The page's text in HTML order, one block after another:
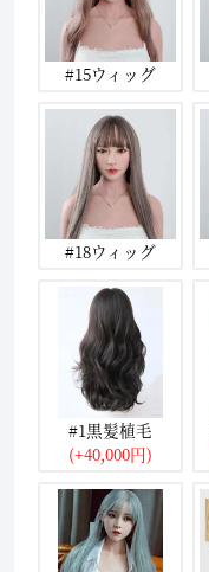
#15ウィッグ
#18ウィッグ
#1黒髪植毛
(+40,000円)